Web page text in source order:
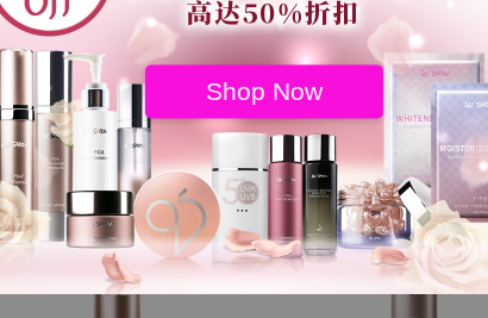
Shop Now
【新品】 全效洗卸精華露
150ML
RM 200.00RM 169.00
晚安潤妍膠原粉 4g*30
盒】
RM 390.00RM